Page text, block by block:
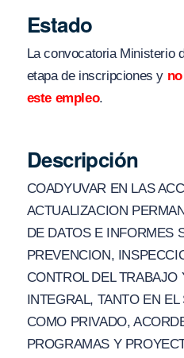
Estado
La convocatoria Ministerio
etapa de inscripciones y
este empleo.
Descripción
COADYUVAR EN LAS
ACTUALIZACION
DE DATOS E INFORMES
PREVENCION,
CONTROL DEL TRABAJO
INTEGRAL, TANTO EN
COMO PRIVADO,
PROGRAMAS Y